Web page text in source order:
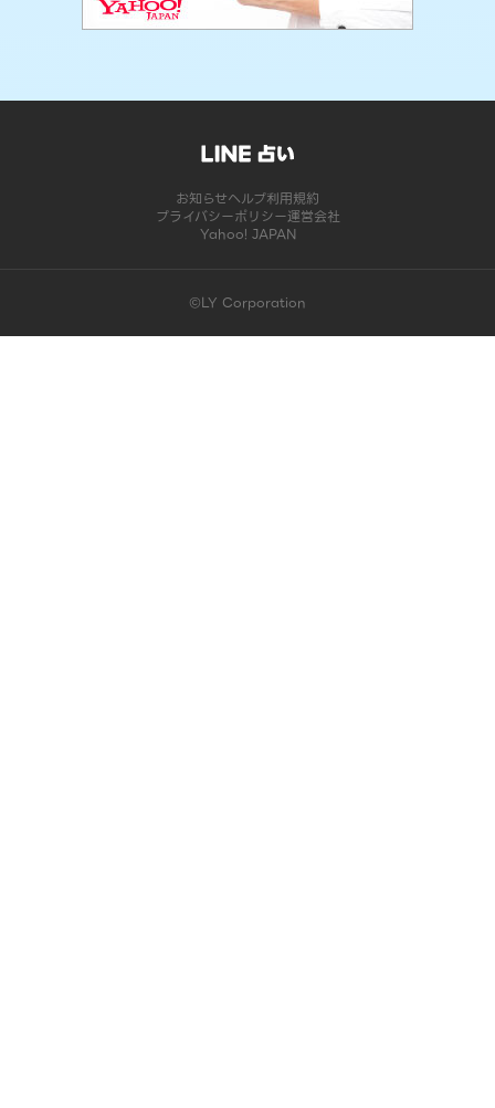
お知らせヘルプ利用規約
プライバシーポリシー運営会社
Yahoo! JAPAN
©LY Corporation
このコンテンツは掲載が終了しました | LINE占い